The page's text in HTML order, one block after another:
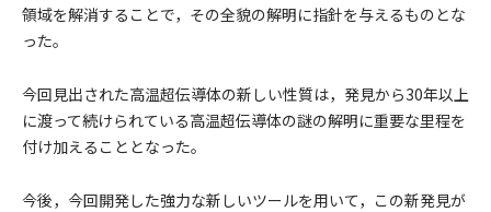
領域を解消することで，その全貌の解明に指針を与えるものとな
った。
今回見出された高温超伝導体の新しい性質は，発見から30年以上
に渡って続けられている高温超伝導体の謎の解明に重要な里程を
付け加えることとなった。
今後，今回開発した強力な新しいツールを用いて，この新発見が